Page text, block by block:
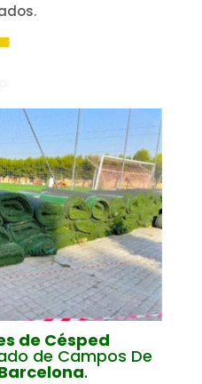
de Césped
de Campos De
.